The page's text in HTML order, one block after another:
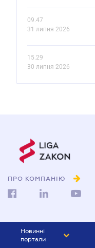
09.47
31 липня 2026
15.29
30 липня 2026
ПРО КОМПАНІЮ
Новинні
портали